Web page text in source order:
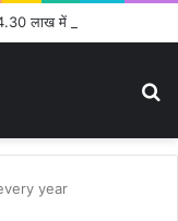
year